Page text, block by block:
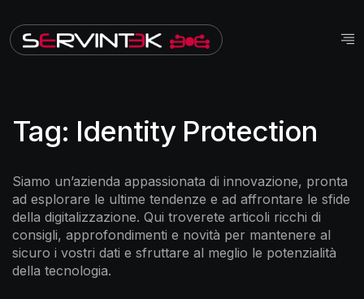
Tag: Identity Protection
Siamo un’azienda appassionata di innovazione, pronta
ad esplorare le ultime tendenze e ad affrontare le sfide
della digitalizzazione. Qui troverete articoli ricchi di
consigli, approfondimenti e novità per mantenere al
sicuro i vostri dati e sfruttare al meglio le potenzialità
della tecnologia.